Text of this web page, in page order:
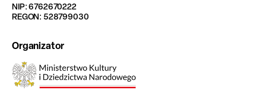
NIP: 6762670222
REGON: 528799030
Organizator